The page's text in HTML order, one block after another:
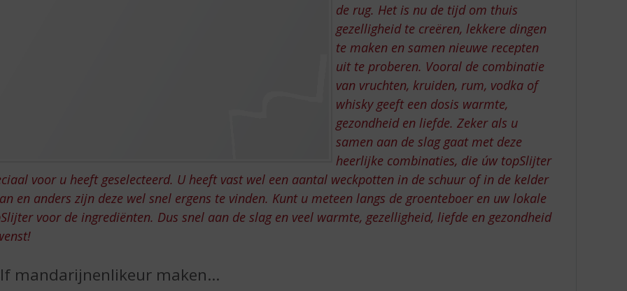
de rug. Het is nu de tijd om thuis
gezelligheid te creëren, lekkere dingen
te maken en samen nieuwe recepten
uit te proberen. Vooral de combinatie
van vruchten, kruiden, rum, vodka of
whisky geeft een dosis warmte,
gezondheid en liefde. Zeker als u
samen aan de slag gaat met deze
heerlijke combinaties, die úw topSlijter
voor u heeft geselecteerd. U heeft vast wel een aantal weckpotten in de schuur of in de kelder
en anders zijn deze wel snel ergens te vinden. Kunt u meteen langs de groenteboer en uw lokale
voor de ingrediënten. Dus snel aan de slag en veel warmte, gezelligheid, liefde en gezondheid
mandarijnenlikeur maken…